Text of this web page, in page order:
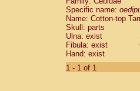
Cebidae
Cebidae
Cebidae
Cebidae
Cebidae
Cebidae
Cebidae
Specific name:
Name: Cotton-top
Skull: parts
Ulna: exist
Fibula: exist
Hand: exist
1 - 1 of 1